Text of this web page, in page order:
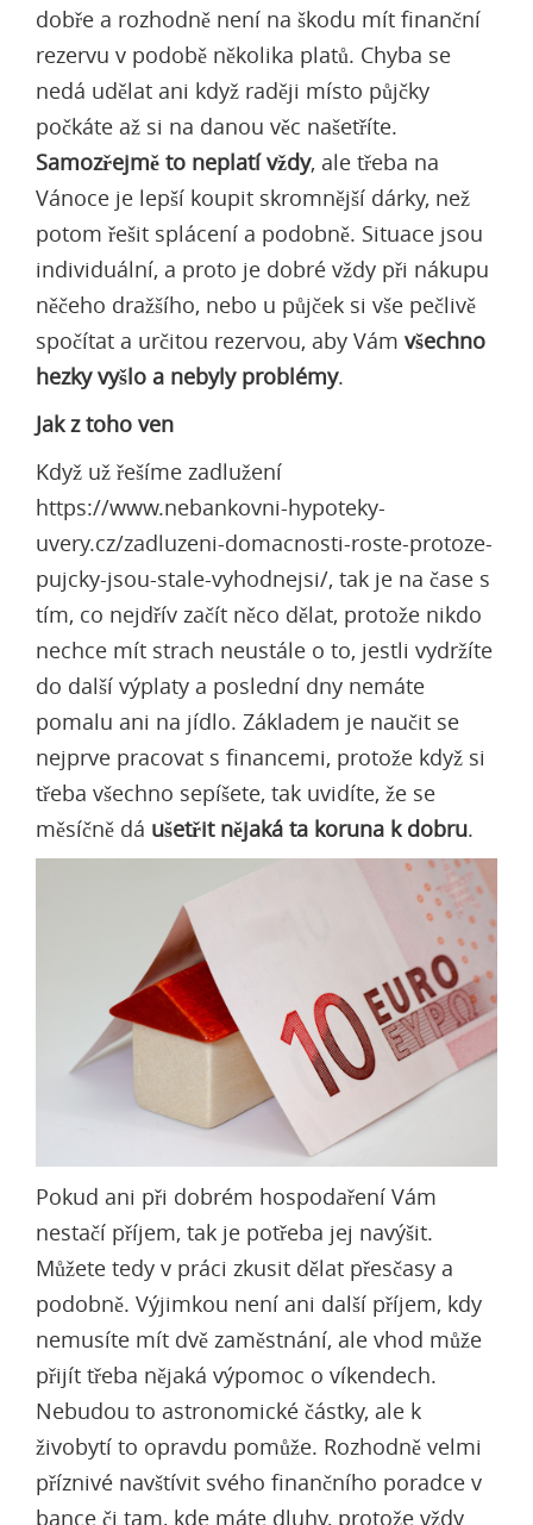
dobře a rozhodně není na škodu mít finanční
rezervu v podobě několika platů. Chyba se
nedá udělat ani když raději místo půjčky
počkáte až si na danou věc našetříte.
Samozřejmě to neplatí vždy, ale třeba na
Vánoce je lepší koupit skromnější dárky, než
potom řešit splácení a podobně. Situace jsou
individuální, a proto je dobré vždy při nákupu
něčeho dražšího, nebo u půjček si vše pečlivě
spočítat a určitou rezervou, aby Vám všechno
hezky vyšlo a nebyly problémy.
Jak z toho ven
Když už řešíme zadlužení
https://www.nebankovni-hypoteky-
uvery.cz/zadluzeni-domacnosti-roste-protoze-
pujcky-jsou-stale-vyhodnejsi/, tak je na čase s
tím, co nejdřív začít něco dělat, protože nikdo
nechce mít strach neustále o to, jestli vydržíte
do další výplaty a poslední dny nemáte
pomalu ani na jídlo. Základem je naučit se
nejprve pracovat s financemi, protože když si
třeba všechno sepíšete, tak uvidíte, že se
měsíčně dá ušetřit nějaká ta koruna k dobru.
Pokud ani při dobrém hospodaření Vám
nestačí příjem, tak je potřeba jej navýšit.
Můžete tedy v práci zkusit dělat přesčasy a
podobně. Výjimkou není ani další příjem, kdy
nemusíte mít dvě zaměstnání, ale vhod může
přijít třeba nějaká výpomoc o víkendech.
Nebudou to astronomické částky, ale k
živobytí to opravdu pomůže. Rozhodně velmi
příznivé navštívit svého finančního poradce v
bance či tam, kde máte dluhy, protože vždy